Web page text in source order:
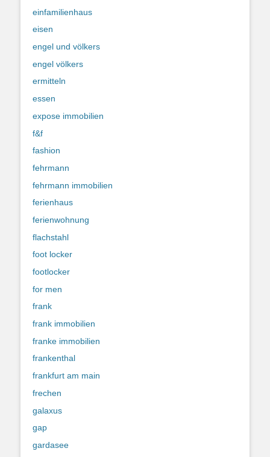
einfamilienhaus
eisen
engel und völkers
engel völkers
ermitteln
essen
expose immobilien
f&f
fashion
fehrmann
fehrmann immobilien
ferienhaus
ferienwohnung
flachstahl
foot locker
footlocker
for men
frank
frank immobilien
franke immobilien
frankenthal
frankfurt am main
frechen
galaxus
gap
gardasee